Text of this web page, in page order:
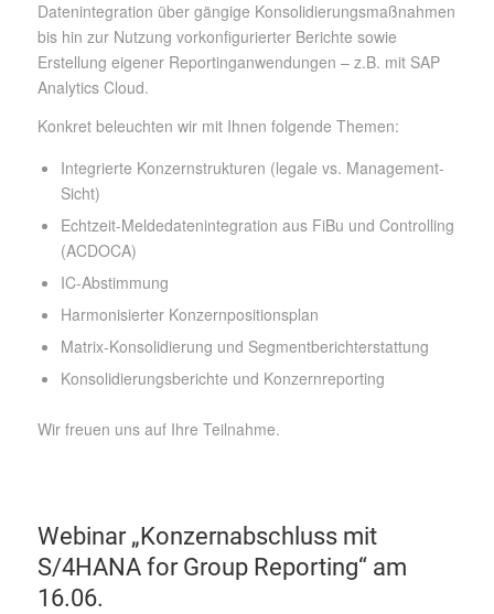
Datenintegration über gängige Konsolidierungsmaßnahmen
bis hin zur Nutzung vorkonfigurierter Berichte sowie
Erstellung eigener Reportinganwendungen – z.B. mit SAP
Analytics Cloud.
Konkret beleuchten wir mit Ihnen folgende Themen:
Integrierte Konzernstrukturen (legale vs. Management-
Sicht)
Echtzeit-Meldedatenintegration aus FiBu und Controlling
(ACDOCA)
IC-Abstimmung
Harmonisierter Konzernpositionsplan
Matrix-Konsolidierung und Segmentberichterstattung
Konsolidierungsberichte und Konzernreporting
Wir freuen uns auf Ihre Teilnahme.
Webinar „Konzernabschluss mit
S/4HANA for Group Reporting“ am
16.06.